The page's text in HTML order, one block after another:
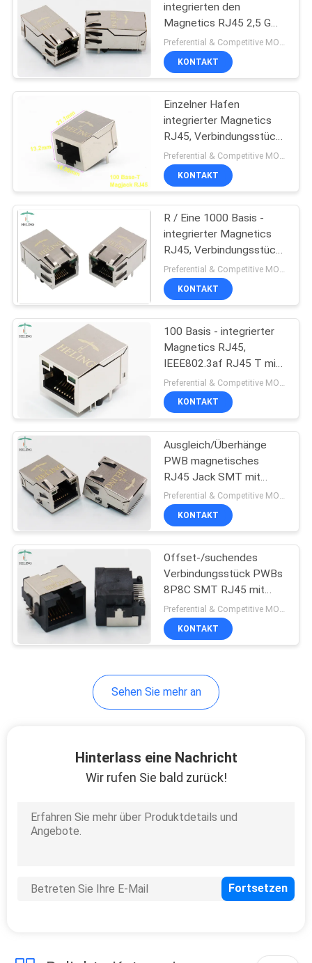
SITEMAP
PRIVACY
POLICY
integrierten den
Magnetics RJ45 2,5 G
G/5 niedrig -
Verbindungsstück T
PWBs Jack
Preferential & Competitive MOQ:2000
KONTAKT
Einzelner Hafen
integrierter Magnetics
RJ45, Verbindungsstück
RJ45 mit integriertem
Magnetics
KONTAKT
R / Eine 1000 Basis -
integrierter Magnetics
RJ45, Verbindungsstück
T Ethernet Lan RJ45
KONTAKT
100 Basis - integrierter
Magnetics RJ45,
IEEE802.3af RJ45 T mit
integriertem Magnetics
KONTAKT
Ausgleich/Überhänge
PWB magnetisches
RJ45 Jack SMT mit
EMS-Finger-Seiten-
Eintritt
Preferential & Competitive MOQ:3000
KONTAKT
Offset-/suchendes
Verbindungsstück PWBs
8P8C SMT RJ45 mit
Messing schirmte
REICHWEITE ab
Preferential & Competitive MOQ:1000
KONTAKT
Sehen Sie mehr an
Hinterlass eine Nachricht
Wir rufen Sie bald zurück!